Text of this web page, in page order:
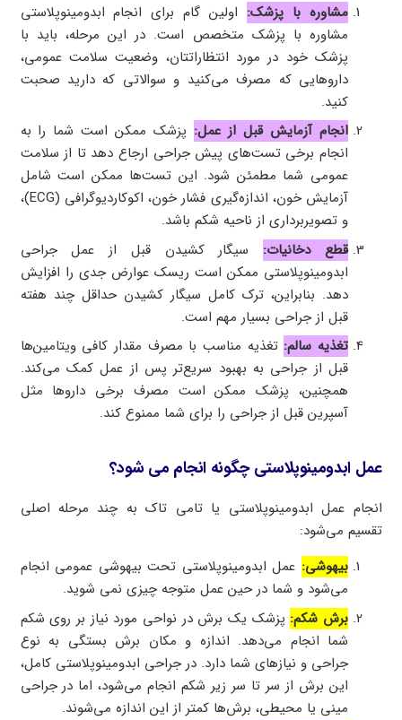
مشاوره با پزشک: اولین گام برای انجام ابدومینوپلاستی
مشاوره با پزشک متخصص است. در این مرحله، باید با
پزشک خود در مورد انتظاراتتان، وضعیت سلامت عمومی،
داروهایی که مصرف می‌کنید و سوالاتی که دارید صحبت
کنید.
انجام آزمایش قبل از عمل: پزشک ممکن است شما را به
انجام برخی تست‌های پیش جراحی ارجاع دهد تا از سلامت
عمومی شما مطمئن شود. این تست‌ها ممکن است شامل
آزمایش خون، اندازه‌گیری فشار خون، اکوکاردیوگرافی (ECG)،
و تصویربرداری از ناحیه شکم باشد.
قطع دخانیات:
سیگار کشیدن قبل از عمل جراحی
ابدومینوپلاستی ممکن است ریسک عوارض جدی را افزایش
دهد. بنابراین، ترک کامل سیگار کشیدن حداقل چند هفته
قبل از جراحی بسیار مهم است.
تغذیه سالم: تغذیه مناسب با مصرف مقدار کافی ویتامین‌ها
قبل از جراحی به بهبود سریع‌تر پس از عمل کمک می‌کند.
همچنین، پزشک ممکن است مصرف برخی داروها مثل
آسپرین قبل از جراحی را برای شما ممنوع کند.
عمل ابدومینوپلاستی چگونه انجام می شود؟
انجام عمل ابدومینوپلاستی یا تامی تاک به چند مرحله اصلی
تقسیم می‌شود:
بیهوشی: عمل ابدومینوپلاستی تحت بیهوشی عمومی انجام
می‌شود و شما در حین عمل متوجه چیزی نمی شوید.
برش شکم: پزشک یک برش در نواحی مورد نیاز بر روی شکم
شما انجام می‌دهد. اندازه و مکان برش بستگی به نوع
جراحی و نیازهای شما دارد. در جراحی ابدومینوپلاستی کامل،
این برش از سر تا سر زیر شکم انجام می‌شود، اما در جراحی
مینی یا محیطی، برش‌ها کمتر از این اندازه می‌شوند.